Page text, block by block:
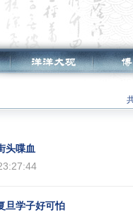
头喋血
旦学子好可怕